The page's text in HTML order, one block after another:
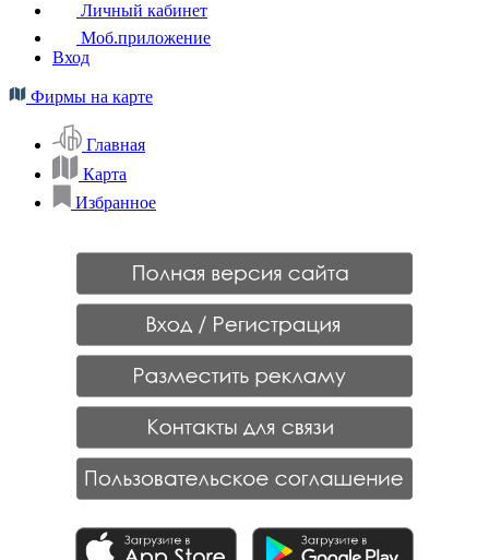
Личный кабинет
Моб.приложение
Вход
Фирмы на карте
Главная
Карта
Избранное